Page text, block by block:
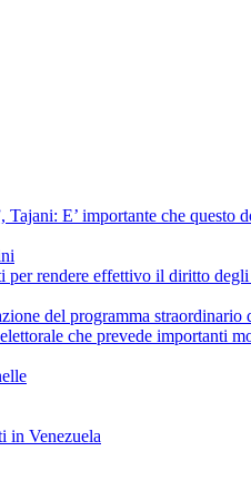
E’ importante che
per rendere effettivo il diritto
del programma straordinario
che prevede importanti
in Venezuela